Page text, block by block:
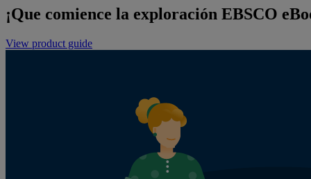
¡Que comience la exploración EBSCO
View product guide